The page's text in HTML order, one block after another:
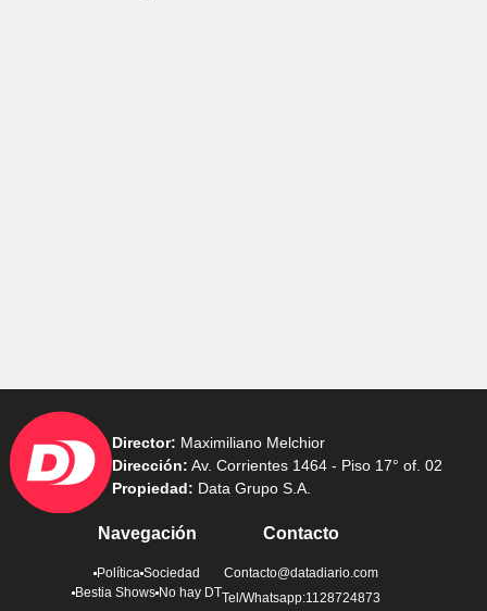
Director: Maximiliano Melchior
Dirección: Av. Corrientes 1464 - Piso 17° of. 02
Propiedad: Data Grupo S.A.
Navegación
Política Sociedad
Bestia Shows No hay DT
Contacto
Contacto@datadiario.com
Tel/Whatsapp:1128724873